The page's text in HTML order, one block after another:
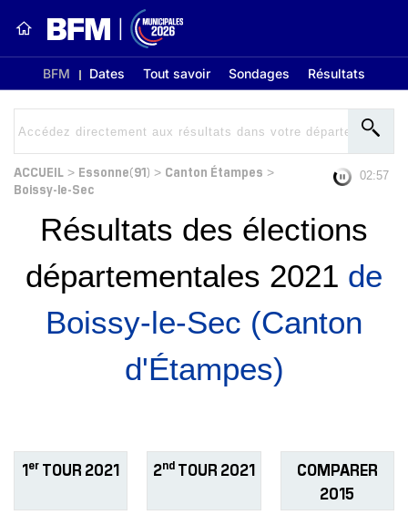
BFM Dates Tout savoir Sondages Résultats
ACCUEIL > Essonne(91) > Canton Étampes >
Boissy-le-Sec
02:56
Résultats des élections
départementales 2021 de
Boissy-le-Sec (Canton
d'Étampes)
1er TOUR 2021 2ndTOUR 2021
COMPARER
2015